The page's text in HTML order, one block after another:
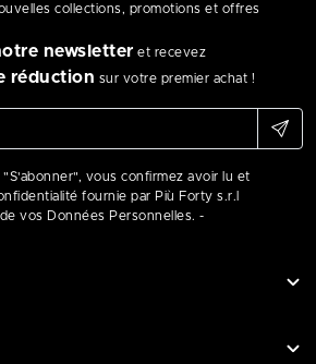
collections, promotions et offres
newsletter et recevez
réduction sur votre premier achat !
vous confirmez avoir lu et
fournie par Più Forty s.r.l
vos Données Personnelles. -